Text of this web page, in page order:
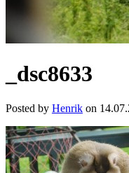
_dsc8633
Posted by Henrik on